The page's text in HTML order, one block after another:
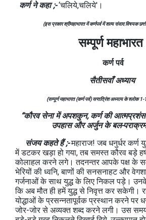
कर्ण ने कहा ;-‘चलिये,चलिये'।
(इस प्रकार श्रीमहाभारत में कर्णपर्व में शल्य संवाद विषयक
सम्पूर्ण महाभारत
कर्णपर्व
सैतीसवाँ अध्याय
(सम्पूर्ण महाभारत (कर्ण पर्व) सप्तत्रिंश अध्याय के श्लोक 1-
“कौरव सेना में अपशकुन, कर्ण की
उपहास और अर्जुन के बल-पराक्रम
संजय कहते हैं ;-महाराज! जब धनुर्धर कर्ण
में डटकर खड़ा हो गया, तब समस्त कौरव बड़े
कोलाहल करने लगे। तदनन्तर आपके पक्ष के
भेरियों की ध्वनि, बाणों की सनसनाहट और
गर्जनाओं के साथ युद्ध के लिए निकल पड़े।
कि अब मौत ही हमें युद्ध से निवृत्त कर सकेगी।
योद्धाओं के प्रसन्नतापूर्वक प्रस्थान करने पर
जोर-जोर से अव्यक्त शब्द करने लगी। उस